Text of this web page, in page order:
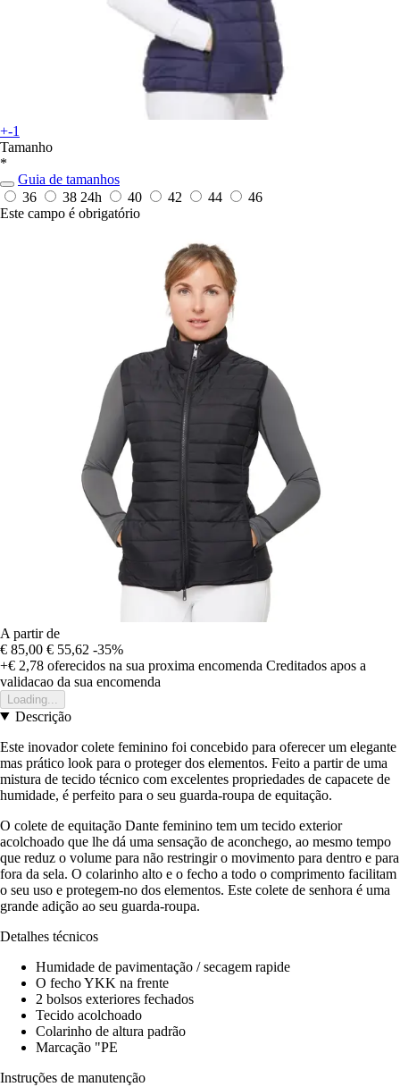
+-1
Tamanho
*
Guia de tamanhos
36
38 24h 40 42 44
46
Este campo é obrigatório
A partir de
€ 85,00 € 55,62 -35%
+€ 2,78 oferecidos na sua proxima encomenda Creditados apos a
validacao da sua encomenda
Loading...
Descrição
Este inovador colete feminino foi concebido para oferecer um elegante
mas prático look para o proteger dos elementos. Feito a partir de uma
mistura de tecido técnico com excelentes propriedades de capacete de
humidade, é perfeito para o seu guarda-roupa de equitação.
O colete de equitação Dante feminino tem um tecido exterior
acolchoado que lhe dá uma sensação de aconchego, ao mesmo tempo
que reduz o volume para não restringir o movimento para dentro e para
fora da sela. O colarinho alto e o fecho a todo o comprimento facilitam
o seu uso e protegem-no dos elementos. Este colete de senhora é uma
grande adição ao seu guarda-roupa.
Detalhes técnicos
Humidade de pavimentação / secagem rapide
O fecho YKK na frente
2 bolsos exteriores fechados
Tecido acolchoado
Colarinho de altura padrão
Marcação "PE
Instruções de manutenção